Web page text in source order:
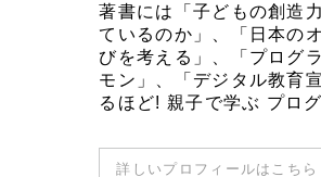
著書には「子どもの創造
ているのか」、「日本の
びを考える」、「プログ
モン」、「デジタル教育
るほど! 親子で学ぶ プロ
詳しいプロフィールはこち